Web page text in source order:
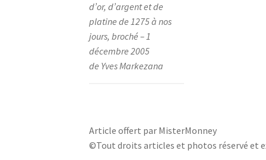
d’or, d’argent et de
platine de 1275 à nos
jours, broché – 1
décembre 2005
de Yves Markezana
Article offert par MisterMonney
©Tout droits articles et photos réservé et